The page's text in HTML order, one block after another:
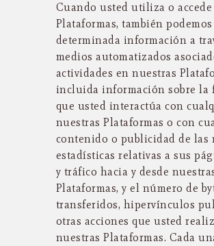
Cuando usted utiliza o accede
Plataformas, también
determinada información a
medios automatizados
actividades en nuestras
incluida información sobre la
que usted interactúa con
nuestras Plataformas o con
contenido o publicidad de las
estadísticas relativas a sus
y tráfico hacia y desde
Plataformas, y el número de
transferidos, hipervínculos
otras acciones que usted
nuestras Plataformas. Cada